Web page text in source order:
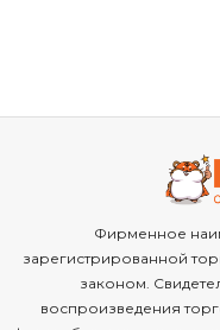
Фирменное
зарегистрированной
законом.
воспроизведения